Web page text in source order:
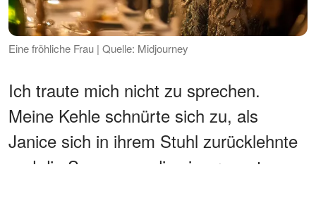
Eine fröhliche Frau | Quelle: Midjourney
Ich traute mich nicht zu sprechen.
Meine Kehle schnürte sich zu, als
Janice sich in ihrem Stuhl zurücklehnte
und die Spannung, die sie erzeugt